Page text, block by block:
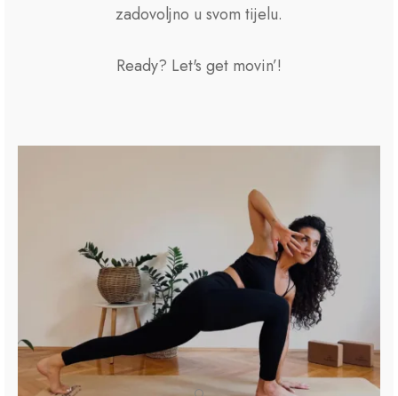
zadovoljno u svom tijelu.
Ready? Let's get movin’!